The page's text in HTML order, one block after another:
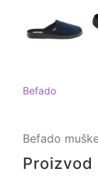
Befado
Befado